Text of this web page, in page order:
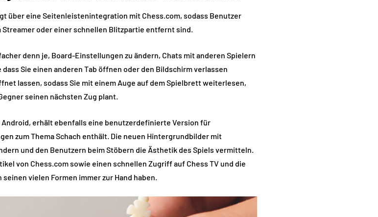
über eine Seitenleistenintegration mit Chess.com, sodass Benutzer
Streamer oder einer schnellen Blitzpartie entfernt sind.
denn je, Board-Einstellungen zu ändern, Chats mit anderen Spielern
Sie einen anderen Tab öffnen oder den Bildschirm verlassen
lassen, sodass Sie mit einem Auge auf dem Spielbrett weiterlesen,
seinen nächsten Zug plant.
erhält ebenfalls eine benutzerdefinierte Version für
zum Thema Schach enthält. Die neuen Hintergrundbilder mit
und den Benutzern beim Stöbern die Ästhetik des Spiels vermitteln.
von Chess.com sowie einen schnellen Zugriff auf Chess TV und die
vielen Formen immer zur Hand haben.